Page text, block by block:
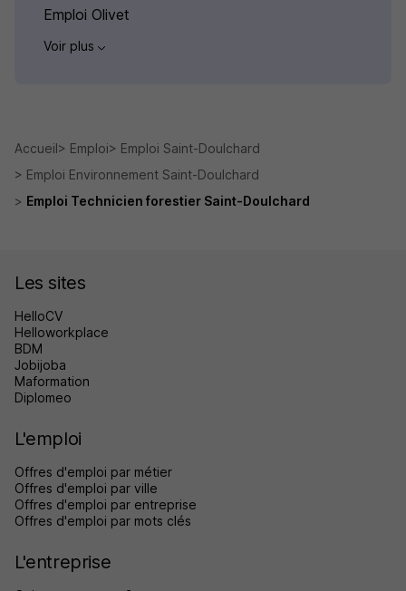
Emploi Olivet
Voir plus
Accueil Emploi
Emploi Saint-Doulchard
Emploi Environnement Saint-Doulchard
Emploi Technicien forestier Saint-Doulchard
Les sites
HelloCV
Helloworkplace
BDM
Jobijoba
Maformation
Diplomeo
L'emploi
Offres d'emploi par métier
Offres d'emploi par ville
Offres d'emploi par entreprise
Offres d'emploi par mots clés
L'entreprise